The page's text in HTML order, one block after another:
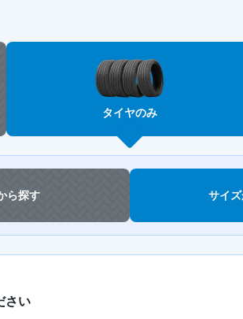
タイヤのみ
ら探す サイ
さい